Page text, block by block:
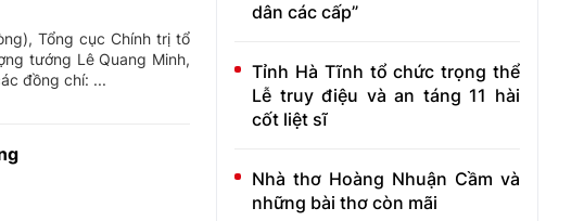
Tổng cục Chính trị tổ
tướng Lê Quang Minh,
đồng chí: ...
dân các cấp”
Tỉnh Hà Tĩnh tổ chức trọng thể
Lễ truy điệu và an táng 11 hài
cốt liệt sĩ
Nhà thơ Hoàng Nhuận Cầm và
những bài thơ còn mãi